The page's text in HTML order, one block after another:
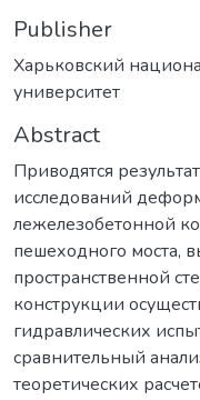
Publisher
Харьковский
университет
Abstract
Приводятся
исследований
лежелезобетонной
пешеходного моста,
пространственной
конструкции
гидравлических
сравнительный
теоретических